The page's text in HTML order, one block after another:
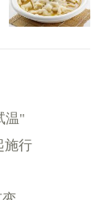
温"
施行